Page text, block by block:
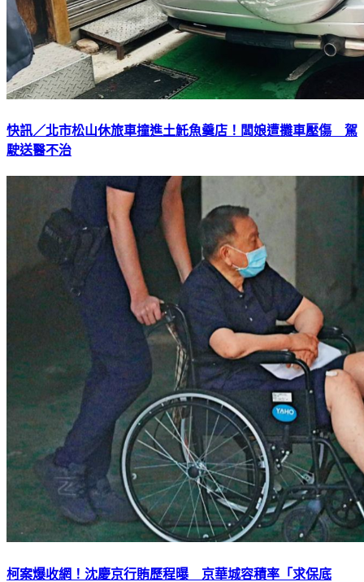
快訊／北市松山休旅車撞進土魠魚羹店！闆娘遭攤車壓傷 駕
駛送醫不治
柯案爆收網！沈慶京行賄歷程曝 京華城容積率「求保底